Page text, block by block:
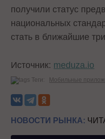
получили статус
национальных
стать в ближайшие
Источник: meduza.io
Теги: Мобильные
НОВОСТИ РЫНКА: